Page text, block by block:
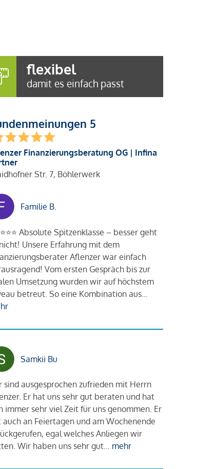
flexibel
damit es einfach passt
5
Finanzierungsberatung OG | Infina
Str. 7, Böhlerwerk
Familie B.
Absolute Spitzenklasse – besser geht
Unsere Erfahrung mit dem
Aflenzer war einfach
Vom ersten Gespräch bis zur
Umsetzung wurden wir auf höchstem
betreut. So eine Kombination aus…
Samkii Bu
sind ausgesprochen zufrieden mit Herrn
Er hat uns sehr gut beraten und hat
immer sehr viel Zeit für uns genommen. Er
auch an Feiertagen und am Wochenende
egal welches Anliegen wir
Wir haben uns sehr gut… mehr